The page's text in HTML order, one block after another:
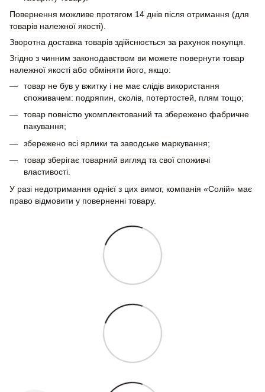
Повернення можливе протягом 14 днів після отримання (для
товарів належної якості).
Зворотна доставка товарів здійснюється за рахунок покупця.
Згідно з чинним законодавством ви можете повернути товар
належної якості або обміняти його, якщо:
товар не був у вжитку і не має слідів використання
споживачем: подряпин, сколів, потертостей, плям тощо;
товар повністю укомплектований та збережено фабричне
пакування;
збережено всі ярлики та заводське маркування;
товар зберігає товарний вигляд та свої споживчі
властивості.
У разі недотримання однієї з цих вимог, компанія «Солій» має
право відмовити у поверненні товару.